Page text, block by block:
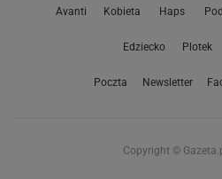
Avanti Kobieta Haps
Edziecko Plotek
Poczta Newsletter
Copyright ©